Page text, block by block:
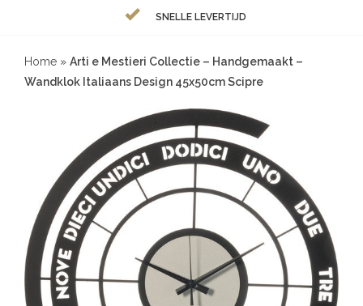
SNELLE LEVERTIJD
Home » Arti e Mestieri Collectie – Handgemaakt –
Wandklok Italiaans Design 45x50cm Scipre